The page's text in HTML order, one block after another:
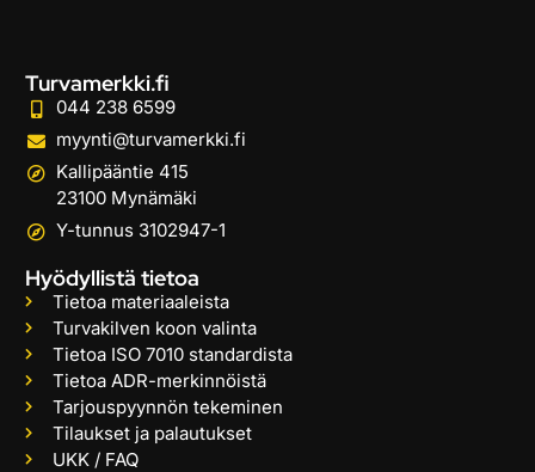
Turvamerkki.fi
044 238 6599
myynti@turvamerkki.fi
Kallipääntie 415
23100 Mynämäki
Y-tunnus 3102947-1
Hyödyllistä tietoa
Tietoa materiaaleista
Turvakilven koon valinta
Tietoa ISO 7010 standardista
Tietoa ADR-merkinnöistä
Tarjouspyynnön tekeminen
Tilaukset ja palautukset
UKK / FAQ